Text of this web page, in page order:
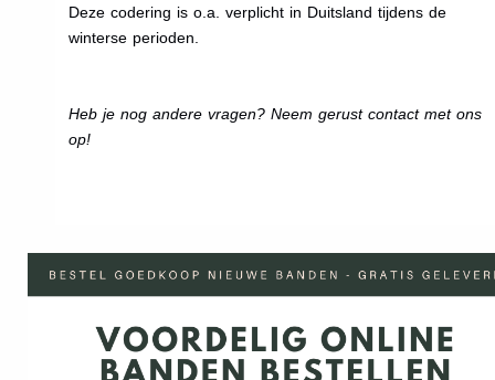
Deze codering is o.a. verplicht in Duitsland tijdens de
winterse perioden.
Heb je nog andere vragen? Neem gerust contact met ons
op!